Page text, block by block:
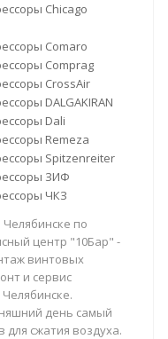
Chicago
Comaro
Comprag
CrossAir
DALGAKIRAN
Dali
Remeza
Spitzenreiter
ЗИФ
ЧКЗ
по
центр "10Бар" -
винтовых
и сервис
день самый
для сжатия воздуха.